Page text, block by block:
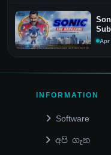
INFORMATION
Software
අපි ගැන